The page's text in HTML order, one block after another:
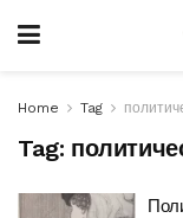
Home Tag
Tag: